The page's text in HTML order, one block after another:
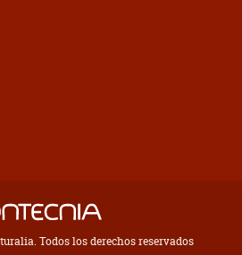
Todos los derechos reservados